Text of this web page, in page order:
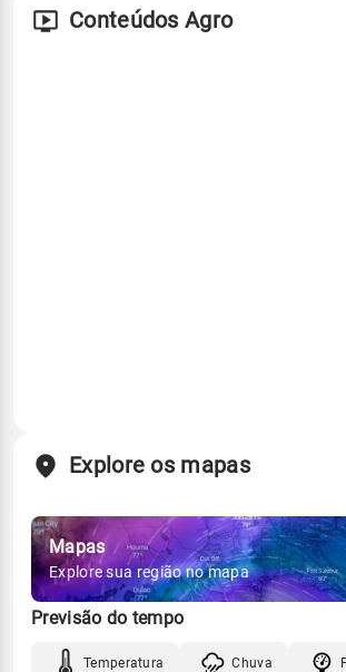
Conteúdos Agro
Explore os mapas
Mapas
Explore sua região no mapa
Previsão do tempo
Temperatura Chuva